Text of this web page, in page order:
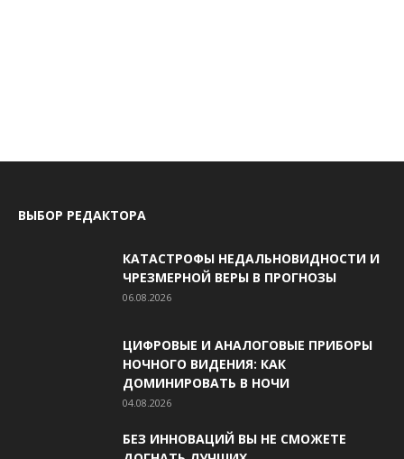
ВЫБОР РЕДАКТОРА
КАТАСТРОФЫ НЕДАЛЬНОВИДНОСТИ И
ЧРЕЗМЕРНОЙ ВЕРЫ В ПРОГНОЗЫ
06.08.2026
ЦИФРОВЫЕ И АНАЛОГОВЫЕ ПРИБОРЫ
НОЧНОГО ВИДЕНИЯ: КАК
ДОМИНИРОВАТЬ В НОЧИ
04.08.2026
БЕЗ ИННОВАЦИЙ ВЫ НЕ СМОЖЕТЕ